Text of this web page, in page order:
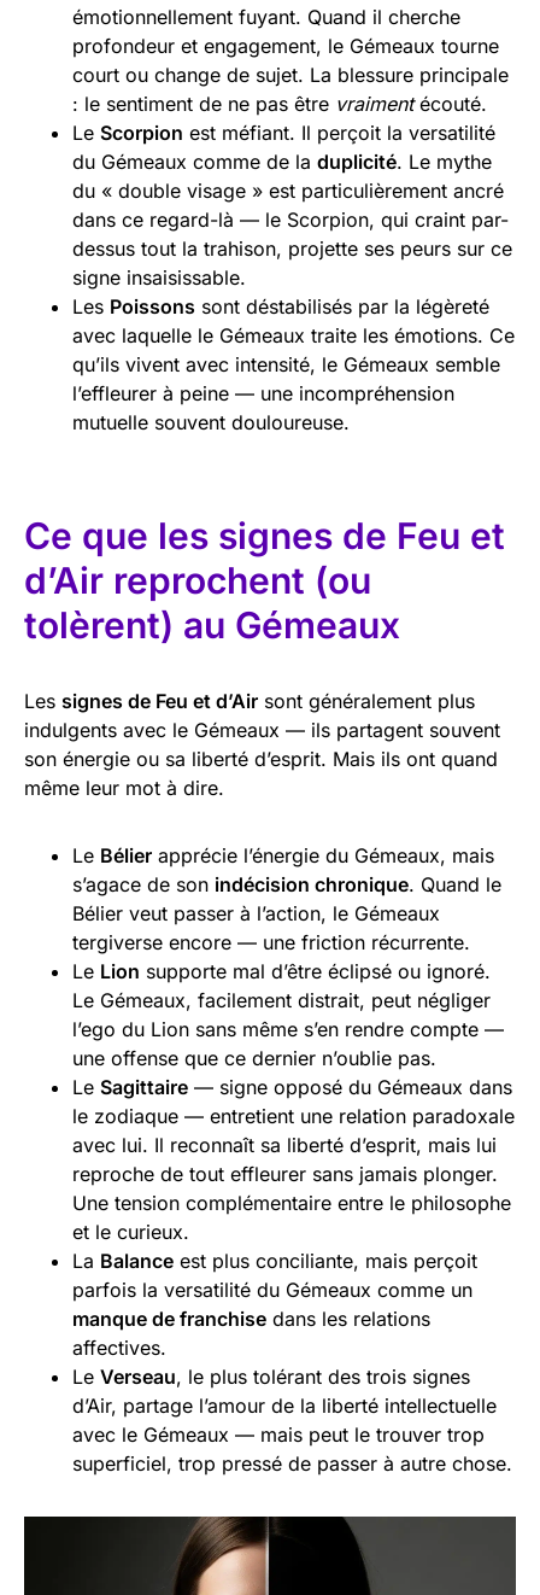
émotionnellement fuyant. Quand il cherche
profondeur et engagement, le Gémeaux tourne
court ou change de sujet. La blessure principale
: le sentiment de ne pas être vraimentécouté.
Le Scorpion est méfiant. Il perçoit la versatilité
du Gémeaux comme de la duplicité. Le mythe
du « double visage » est particulièrement ancré
dans ce regard-là — le Scorpion, qui craint par-
dessus tout la trahison, projette ses peurs sur ce
signe insaisissable.
Les Poissons sont déstabilisés par la légèreté
avec laquelle le Gémeaux traite les émotions. Ce
qu’ils vivent avec intensité, le Gémeaux semble
l’effleurer à peine — une incompréhension
mutuelle souvent douloureuse.
Ce que les signes de Feu et
d’Air reprochent (ou
tolèrent) au Gémeaux
Les signes de Feu et d’Air sont généralement plus
indulgents avec le Gémeaux — ils partagent souvent
son énergie ou sa liberté d’esprit. Mais ils ont quand
même leur mot à dire.
Le Bélier apprécie l’énergie du Gémeaux, mais
s’agace de son indécision chronique. Quand le
Bélier veut passer à l’action, le Gémeaux
tergiverse encore — une friction récurrente.
Le Lion supporte mal d’être éclipsé ou ignoré.
Le Gémeaux, facilement distrait, peut négliger
l’ego du Lion sans même s’en rendre compte —
une offense que ce dernier n’oublie pas.
Le Sagittaire — signe opposé du Gémeaux dans
le zodiaque — entretient une relation paradoxale
avec lui. Il reconnaît sa liberté d’esprit, mais lui
reproche de tout effleurer sans jamais plonger.
Une tension complémentaire entre le philosophe
et le curieux.
La Balance est plus conciliante, mais perçoit
parfois la versatilité du Gémeaux comme un
manque de franchise dans les relations
affectives.
Le Verseau, le plus tolérant des trois signes
d’Air, partage l’amour de la liberté intellectuelle
avec le Gémeaux — mais peut le trouver trop
superficiel, trop pressé de passer à autre chose.